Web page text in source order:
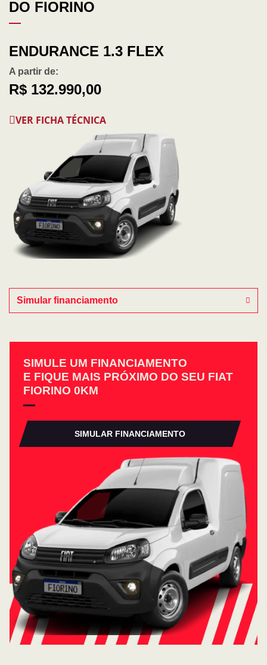
DO FIORINO
ENDURANCE 1.3 FLEX
A partir de:
R$ 132.990,00
VER FICHA TÉCNICA
Simular financiamento
SIMULE UM FINANCIAMENTO
E FIQUE MAIS PRÓXIMO DO SEU FIAT
FIORINO 0KM
SIMULAR FINANCIAMENTO